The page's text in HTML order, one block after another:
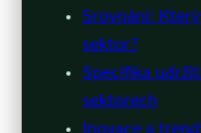
Srovnání:
sektor?
Specifika
sektorech
Inovace a